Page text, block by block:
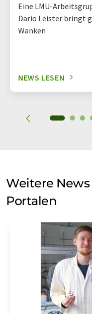
Eine LMU-
Dario Leister bringt
Wanken
NEWS LESEN
Weitere
Portalen